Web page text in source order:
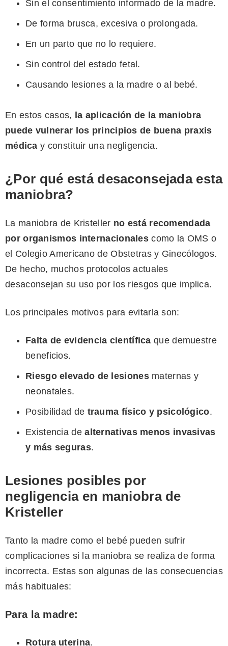
Sin el consentimiento informado de la madre.
De forma brusca, excesiva o prolongada.
En un parto que no lo requiere.
Sin control del estado fetal.
Causando lesiones a la madre o al bebé.
En estos casos, la aplicación de la maniobra
puede vulnerar los principios de buena praxis
médica y constituir una negligencia.
¿Por qué está desaconsejada esta
maniobra?
La maniobra de Kristeller no está recomendada
por organismos internacionales como la OMS o
el Colegio Americano de Obstetras y Ginecólogos.
De hecho, muchos protocolos actuales
desaconsejan su uso por los riesgos que implica.
Los principales motivos para evitarla son:
Falta de evidencia científica que demuestre
beneficios.
Riesgo elevado de lesionesmaternas y
neonatales.
Posibilidad de trauma físico y psicológico.
Existencia dealternativas menos invasivas
y más seguras.
Lesiones posibles por
negligencia en maniobra de
Kristeller
Tanto la madre como el bebé pueden sufrir
complicaciones si la maniobra se realiza de forma
incorrecta. Estas son algunas de las consecuencias
más habituales:
Para la madre:
Rotura uterina.